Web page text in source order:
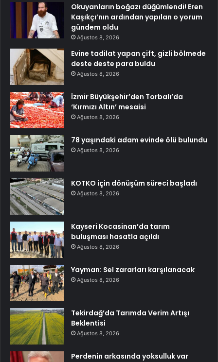
Okuyanların boğazı düğümlendi! Eren
Kaşıkçı’nın ardından yapılan o yorum
gündem oldu
Ağustos 8, 2026
Evine tadilat yapan çift, gizli bölmede
deste deste para buldu
Ağustos 8, 2026
İzmir Büyükşehir’den Torbalı’da
‘Kırmızı Altın’ mesaisi
Ağustos 8, 2026
78 yaşındaki adam evinde ölü bulundu
Ağustos 8, 2026
KOTKO için dönüşüm süreci başladı
Ağustos 8, 2026
Kayseri Kocasinan’da tarım
buluşması hasatla açıldı
Ağustos 8, 2026
Yayman: Sel zararları karşılanacak
Ağustos 8, 2026
Tekirdağ’da Tarımda Verim Artışı
Beklentisi
Ağustos 8, 2026
Perdenin arkasında yoksulluk var